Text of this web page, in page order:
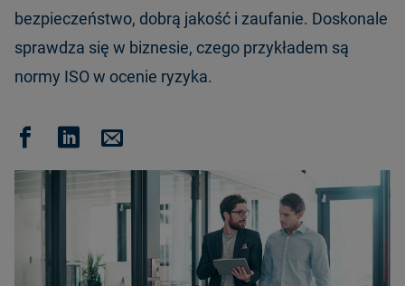
bezpieczeństwo, dobrą jakość i zaufanie. Doskonale
sprawdza się w biznesie, czego przykładem są
normy ISO w ocenie ryzyka.